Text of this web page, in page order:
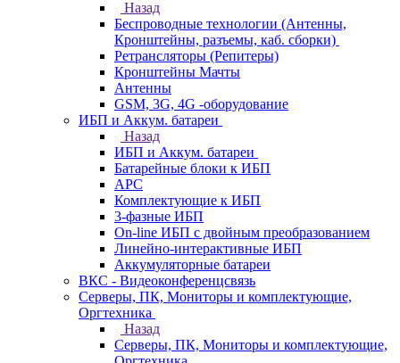
Назад
Беспроводные технологии (Антенны,
Кронштейны, разъемы, каб. сборки)
Ретрансляторы (Репитеры)
Кронштейны Мачты
Антенны
GSM, 3G, 4G -оборудование
ИБП и Аккум. батареи
Назад
ИБП и Аккум. батареи
Батарейные блоки к ИБП
APC
Комплектующие к ИБП
3-фазные ИБП
On-line ИБП с двойным преобразованием
Линейно-интерактивные ИБП
Аккумуляторные батареи
ВКС - Видеоконференцсвязь
Серверы, ПК, Мониторы и комплектующие,
Оргтехника
Назад
Серверы, ПК, Мониторы и комплектующие,